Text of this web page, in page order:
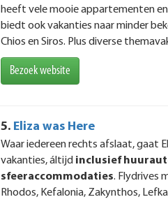
heeft vele mooie appartementen
biedt ook vakanties naar minder
Chios en Siros. Plus diverse
Bezoek website
5. Eliza was Here
Waar iedereen rechts afslaat, gaat
vakanties, áltijd inclusief
sfeeraccommodaties. Flydrives
Rhodos, Kefalonia, Zakynthos,